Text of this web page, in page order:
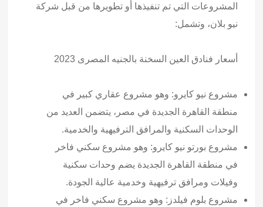
المشروعات التي تم تنفيذها أو تطويرها من قبل شركة
نيو بلان، وتشمل:
أسعار فنادق العين السخنة بالجنيه المصرى
مشروع نيو كايرو: وهو مشروع عقاري كبير في
منطقة القاهرة الجديدة في مصر، يتضمن العديد من
الوحدات السكنية والمرافق الترفيهية والخدمية.
مشروع بورتو نيو كايرو: وهو مشروع سكني فاخر
في منطقة القاهرة الجديدة يضم وحدات سكنية
وفيلات ومرافق ترفيهية وخدمية عالية الجودة.
مشروع بلوم فيلدز: وهو مشروع سكني فاخر في